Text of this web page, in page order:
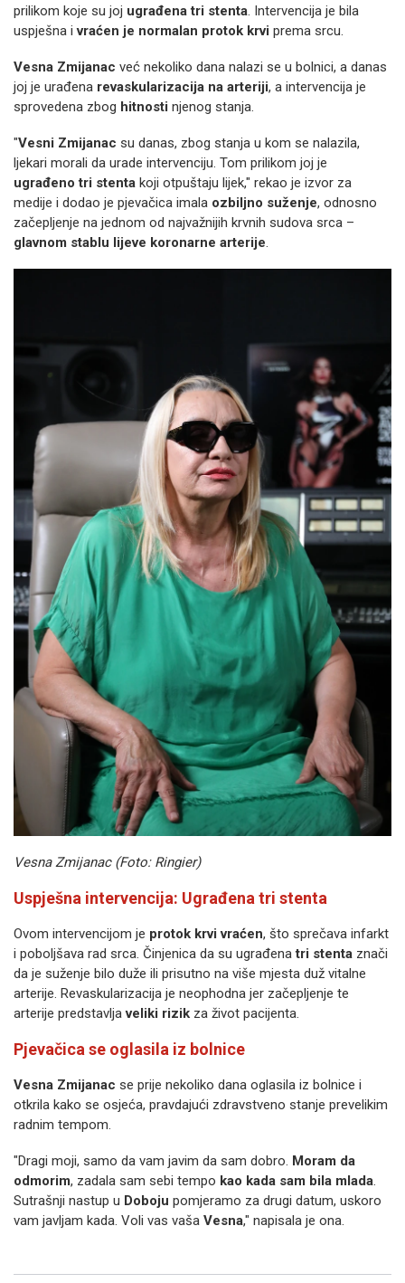
prilikom koje su joj ugrađena tri stenta. Intervencija je bila
uspješna ivraćen je normalan protok krvi prema srcu.
Vesna Zmijanac već nekoliko dana nalazi se u bolnici, a danas
joj je urađena revaskularizacija na arteriji, a intervencija je
sprovedena zbog hitnosti njenog stanja.
"Vesni Zmijanac su danas, zbog stanja u kom se nalazila,
ljekari morali da urade intervenciju. Tom prilikom joj je
ugrađeno tri stenta koji otpuštaju lijek," rekao je izvor za
medije i dodao je pjevačica imala ozbiljno suženje, odnosno
začepljenje na jednom od najvažnijih krvnih sudova srca –
glavnom stablu lijeve koronarne arterije.
Vesna Zmijanac (Foto: Ringier)
Uspješna intervencija: Ugrađena tri stenta
Ovom intervencijom je protok krvi vraćen, što sprečava infarkt
i poboljšava rad srca. Činjenica da su ugrađenatri stenta znači
da je suženje bilo duže ili prisutno na više mjesta duž vitalne
arterije. Revaskularizacija je neophodna jer začepljenje te
arterije predstavljaveliki rizik za život pacijenta.
Pjevačica se oglasila iz bolnice
Vesna Zmijanac se prije nekoliko dana oglasila iz bolnice i
otkrila kako se osjeća, pravdajući zdravstveno stanje prevelikim
radnim tempom.
"Dragi moji, samo da vam javim da sam dobro. Moram da
odmorim, zadala sam sebi tempo kao kada sam bila mlada.
Sutrašnji nastup u Doboju pomjeramo za drugi datum, uskoro
vam javljam kada. Voli vas vaša Vesna," napisala je ona.